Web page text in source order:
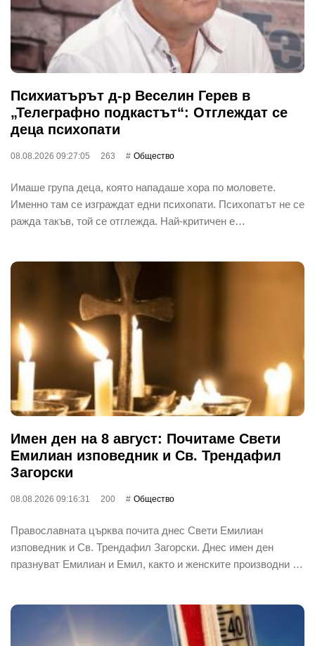
Психиатърът д-р Веселин Герев в
„Телеграфно подкастът“: Отглеждат се
деца психопати
08.08.2026 09:27:05 263 Общество
Имаше група деца, която нападаше хора по моловете.
Именно там се изграждат едни психопати. Психопатът не се
ражда такъв, той се отглежда. Най-критичен е…
Имен ден на 8 август: Почитаме Свети
Емилиан изповедник и Св. Трендафил
Загорски
08.08.2026 09:16:31 200 Общество
Православната църква почита днес Свети Емилиан
изповедник и Св. Трендафил Загорски. Днес имен ден
празнуват Емилиан и Емил, както и женските производни …